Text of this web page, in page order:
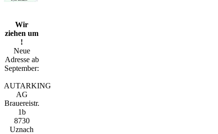
Wir
ziehen um
!
Neue
Adresse ab
September:
AUTARKING
AG
Brauereistr.
1b
8730
Uznach